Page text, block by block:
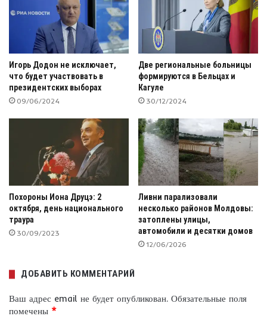
Игорь Додон не исключает,
что будет участвовать в
президентских выборах
09/06/2024
Две региональные больницы
формируются в Бельцах и
Кагуле
30/12/2024
Похороны Иона Друцэ: 2
октября, день национального
траура
30/09/2023
Ливни парализовали
несколько районов Молдовы:
затоплены улицы,
автомобили и десятки домов
12/06/2026
ДОБАВИТЬ КОММЕНТАРИЙ
Ваш адрес email не будет опубликован. Обязательные поля
помечены *